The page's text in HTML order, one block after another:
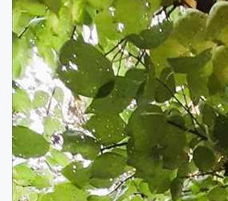
Будинок під ремонт в с. Андріївці ...
Кімнат: